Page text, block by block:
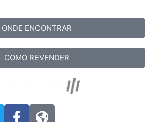
ONDE ENCONTRAR
COMO REVENDER